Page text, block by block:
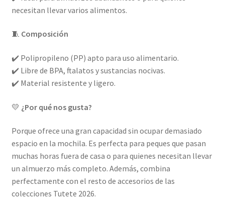
necesitan llevar varios alimentos.
🧵 Composición
✔️ Polipropileno (PP) apto para uso alimentario.
✔️ Libre de BPA, ftalatos y sustancias nocivas.
✔️ Material resistente y ligero.
💛 ¿Por qué nos gusta?
Porque ofrece una gran capacidad sin ocupar demasiado
espacio en la mochila. Es perfecta para peques que pasan
muchas horas fuera de casa o para quienes necesitan llevar
un almuerzo más completo. Además, combina
perfectamente con el resto de accesorios de las
colecciones Tutete 2026.